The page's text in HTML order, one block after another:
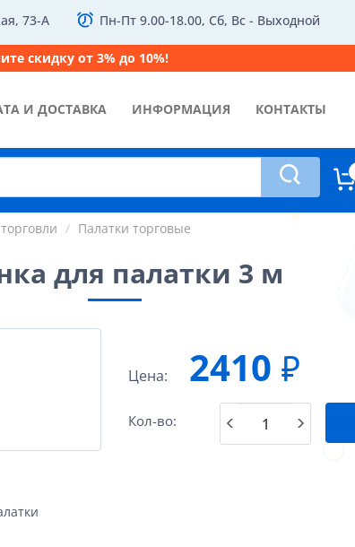
73-А Пн-Пт 9.00-18.00, Сб, Вс - Выходной
скидку от 3% до 10%!
И ДОСТАВКА ИНФОРМАЦИЯ КОНТАКТЫ
Палатки торговые
для палатки 3 м
Цена: 2410 ₽
Кол-во: